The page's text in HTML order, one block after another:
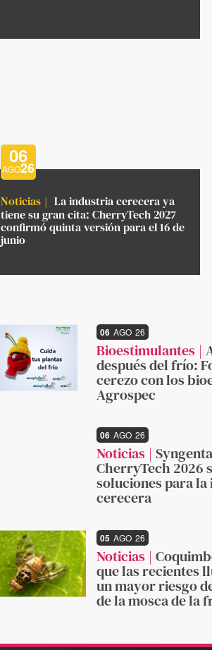
06
AGO26
Noticias
La industria cerecera ya
tiene su gran cita: CherryTech 2027
confirmó quinta versión para el 16 de
junio
06 AGO 26
Bioestimulantes
después del frío:
cerezo con los
Agrospec
06 AGO 26
Noticias
CherryTech 2026
soluciones para
cerecera
05 AGO 26
Noticias
que las recientes
un mayor riesgo
de la mosca de la